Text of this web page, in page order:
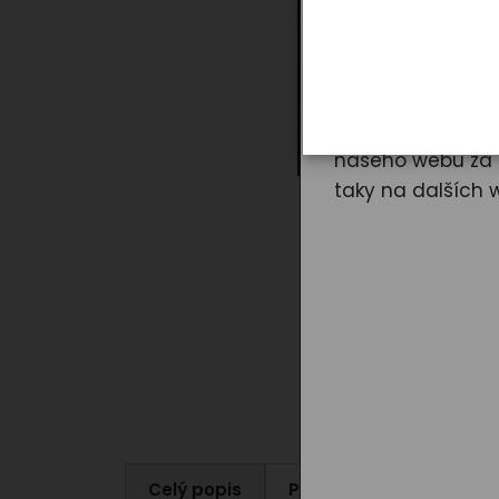
Celý popis Parametry produktu
Cookies
mimo jiné i
a zavřít“
našeho webu
taky na dalších